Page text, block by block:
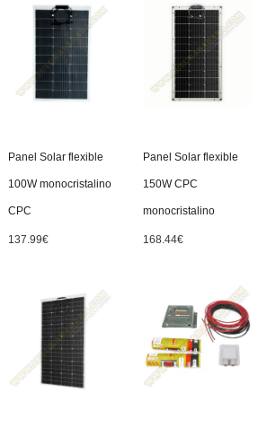
Panel Solar flexible
100W monocristalino
CPC
137.99€
Panel Solar flexible
150W CPC
monocristalino
168.44€